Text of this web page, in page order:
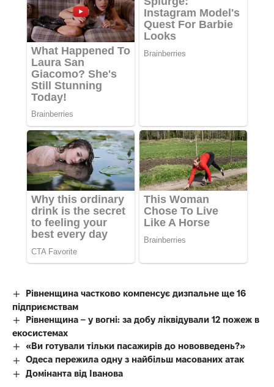
Рівненщина частково компенсує дизпальне ще 16
підприємствам
Рівненщина – у вогні: за добу ліквідували 12 пожеж в
екосистемах
«Ви готували тільки пасажирів до нововведень?»
Одеса пережила одну з найбільш масованих атак
Домінанта від Іванова